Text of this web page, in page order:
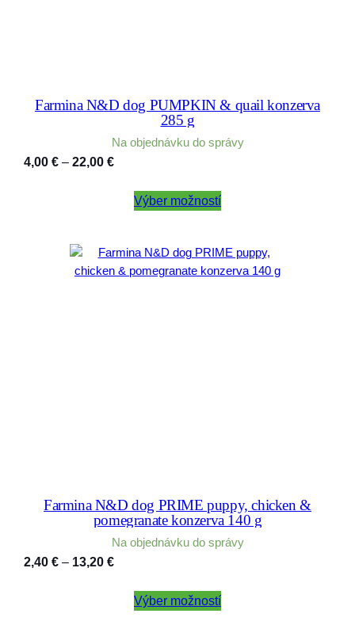
Farmina N&D dog PUMPKIN & quail konzerva
285 g
Na objednávku do správy
4,00 € – 22,00 €Price
4,00 €Výber možností
Farmina N&D dog PRIME puppy, chicken &
pomegranate konzerva 140 g
Na objednávku do správy
2,40 € – 13,20 €Price
2,40 €Výber možností